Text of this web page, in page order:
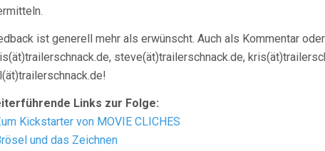
ist generell mehr als erwünscht. Auch als Kommentar
steve(ät)trailerschnack.de,
Links zur Folge:
Kickstarter von MOVIE CLICHES
und das Zeichnen